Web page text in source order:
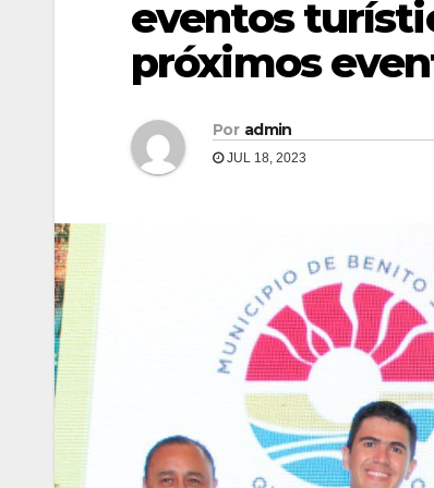
eventos
próximos
Por admin
JUL 18, 2023